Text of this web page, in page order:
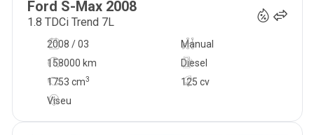
Ford S-Max 2008
1.8 TDCi Trend 7L
2008 / 03
Manual
158000 km
125 cv
Diesel
1753 cm3
Viseu